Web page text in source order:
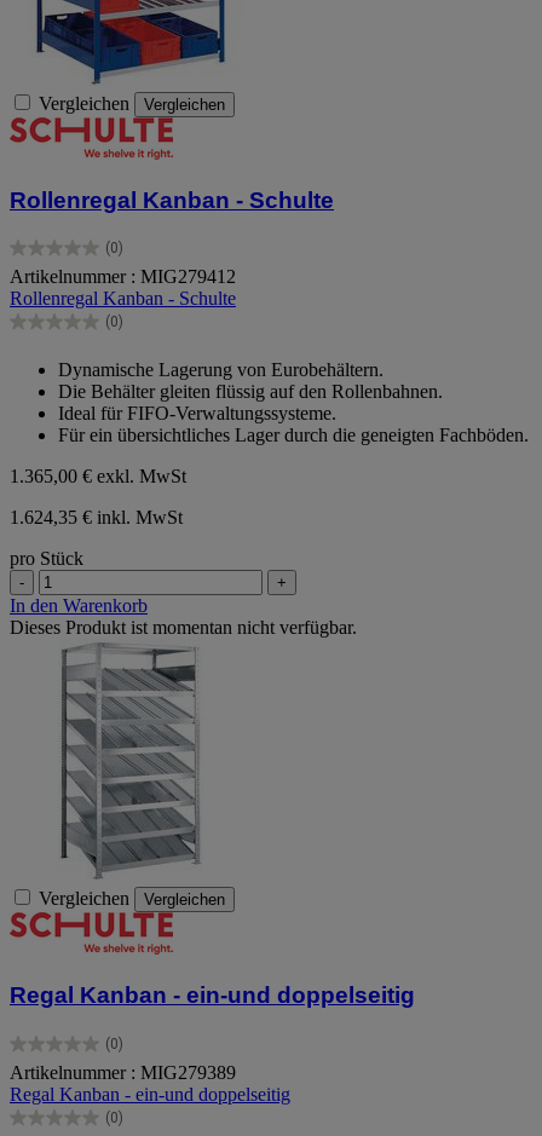
Vergleichen Vergleichen
Rollenregal Kanban - Schulte
(0)
0.0
von
5
Sternen.
Artikelnummer : MIG279412
Rollenregal Kanban - Schulte
(0)
0.0
Sternen.
Dynamische Lagerung von Eurobehältern.
Die Behälter gleiten flüssig auf den Rollenbahnen.
Ideal für FIFO-Verwaltungssysteme.
Für ein übersichtliches Lager durch die geneigten Fachböden.
1.365,00 € exkl. MwSt
1.624,35 € inkl. MwSt
pro Stück
- +
In den Warenkorb
Dieses Produkt ist momentan nicht verfügbar.
Vergleichen Vergleichen
Regal Kanban - ein-und doppelseitig
(0)
0.0
von
5
Sternen.
Artikelnummer : MIG279389
Regal Kanban - ein-und doppelseitig
(0)
0.0